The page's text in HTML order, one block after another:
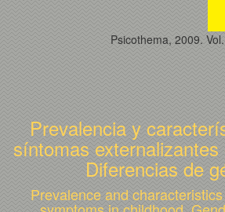
Psicothema, 2009. Vol.
Prevalencia y
síntomas
Diferencias de
Prevalence and